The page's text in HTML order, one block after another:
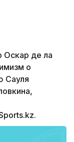
де ла
о
Сауля